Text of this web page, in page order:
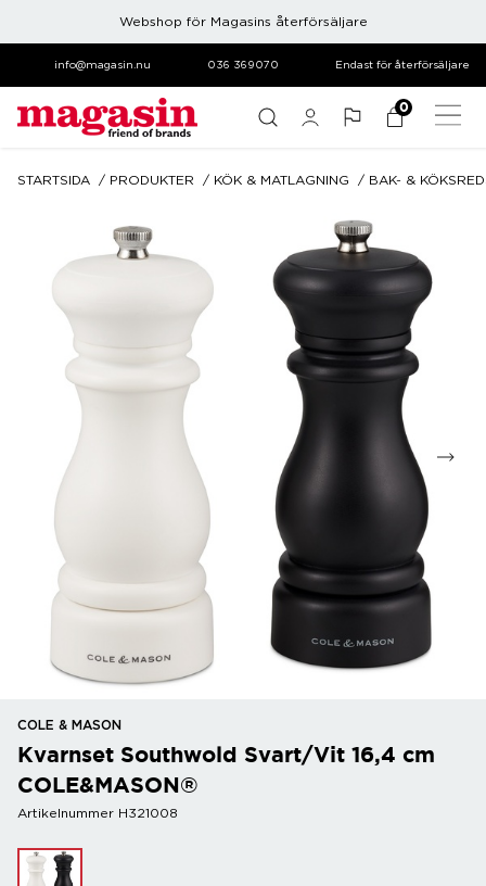
Webshop för Magasins återförsäljare
info@magasin.nu 036 369070 Endast för återförsäljare
0
STARTSIDA PRODUKTER KÖK & MATLAGNING BAK- &
COLE & MASON
Kvarnset Southwold Svart/Vit 16,4 cm
COLE&MASON®
Artikelnummer H321008